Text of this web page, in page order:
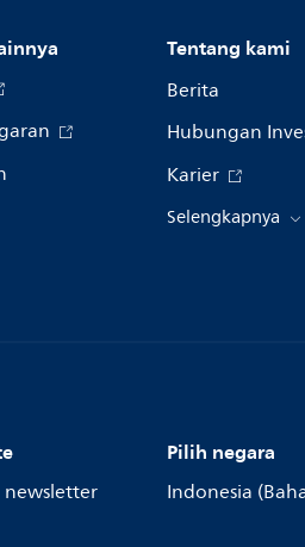
Tentang kami
Berita
Hubungan
Karier
Selengkapnya
Pilih negara
Indonesia